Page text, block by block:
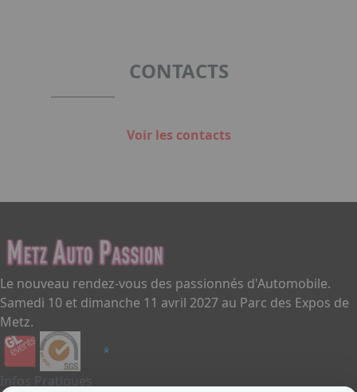
CONTACTS
Voir les contacts
Le nouveau rendez-vous des passionnés d'Automobile.
Samedi 10 et dimanche 11 avril 2027 au Parc des Expos de
Metz.
Infos Pratiques